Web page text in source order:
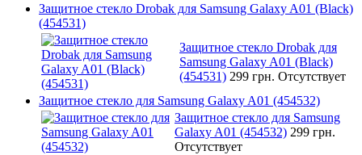
Защитное стекло Drobak для Samsung Galaxy A01 (Black)
(454531)
Защитное стекло Drobak для
Samsung Galaxy A01 (Black)
(454531) 299 грн. Отсутствует
Защитное стекло для Samsung Galaxy A01 (454532)
Защитное стекло для Samsung
Galaxy A01 (454532) 299 грн.
Отсутствует